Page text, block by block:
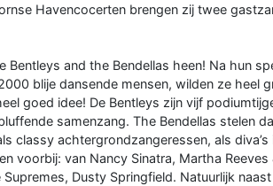
Havencocerten brengen zij twee
and the Bendellas heen! Na hun
blije dansende mensen, wilden ze heel
goed idee! De Bentleys zijn vijf
samenzang. The Bendellas stelen
classy achtergrondzangeressen, als diva’s
voorbij: van Nancy Sinatra, Martha Reeves
Dusty Springfield. Natuurlijk